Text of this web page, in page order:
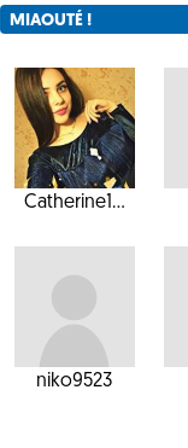
MIAOUTÉ !
Catherine1...
niko9523